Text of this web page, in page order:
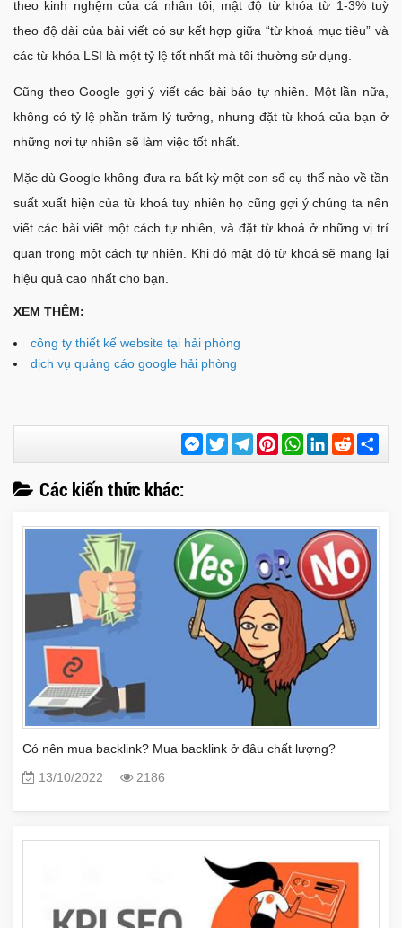
theo kinh nghệm của cá nhân tôi, mật độ từ khóa từ 1-3% tuỳ
theo độ dài của bài viết có sự kết hợp giữa “từ khoá mục tiêu” và
các từ khóa LSI là một tỷ lệ tốt nhất mà tôi thường sử dụng.
Cũng theo Google gợi ý viết các bài báo tự nhiên. Một lần nữa,
không có tỷ lệ phần trăm lý tưởng, nhưng đặt từ khoá của bạn ở
những nơi tự nhiên sẽ làm việc tốt nhất.
Mặc dù Google không đưa ra bất kỳ một con số cụ thể nào về tần
suất xuất hiện của từ khoá tuy nhiên họ cũng gợi ý chúng ta nên
viết các bài viết một cách tự nhiên, và đặt từ khoá ở những vị trí
quan trọng một cách tự nhiên. Khi đó mật độ từ khoá sẽ mang lại
hiệu quả cao nhất cho bạn.
XEM THÊM:
công ty thiết kế website tại hải phòng
dịch vụ quảng cáo google hải phòng
Messenger
TwitterTelegramPinterestWhatsApp
LinkedInReddit
Các kiến thức khác:
Có nên mua backlink? Mua backlink ở đâu chất lượng?
13/10/2022
2186